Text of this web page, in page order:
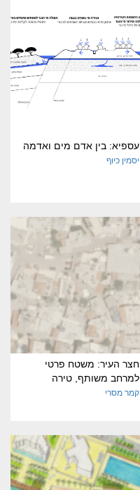
עספיא: בין אדם מים ואדמה
יסמין כיוף
חצר העיר: משטח פרטי
למרחב משותף, טירה
קמר מסרי